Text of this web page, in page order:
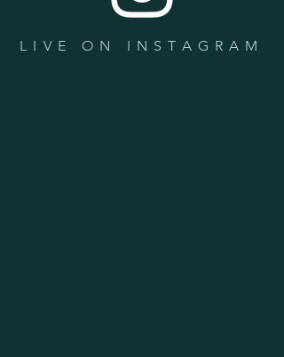
LIVE ON INSTAGRAM